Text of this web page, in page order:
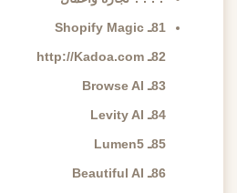
81ـ Shopify Magic
82ـ http://Kadoa.com
83ـ Browse AI
84ـ Levity AI
85ـ Lumen5
86ـ Beautiful AI